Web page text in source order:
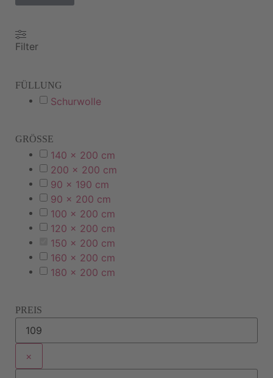
Filter
FÜLLUNG
Schurwolle
GRÖSSE
140 x 200 cm
200 x 200 cm
90 x 190 cm
90 x 200 cm
100 x 200 cm
120 x 200 cm
150 x 200 cm
160 x 200 cm
180 x 200 cm
PREIS
×